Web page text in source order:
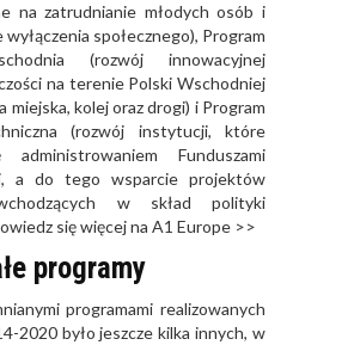
na zatrudnianie młodych osób i
społecznego), Program
(rozwój innowacyjnej
na terenie Polski Wschodniej
miejska, kolej oraz drogi) i Program
(rozwój instytucji, które
administrowaniem Funduszami
a do tego wsparcie projektów
w skład polityki
się więcej na A1 Europe >>
programy
programami realizowanych
2020 było jeszcze kilka innych, w